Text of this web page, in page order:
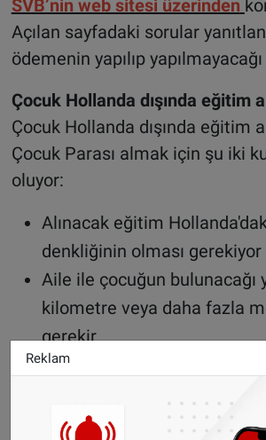
SVB’nin web sitesi üzerinden
Açılan sayfadaki sorular
ödemenin yapılıp
Çocuk Hollanda dışında eğitim
Çocuk Hollanda dışında eğitim
Çocuk Parası almak için şu iki
oluyor:
Alınacak eğitim
denkliğinin olması gerekiyor
Aile ile çocuğun bulunacağı
kilometre veya daha fazla
gerekir.
Hastalık veya engellilik
Hastalık veya engellilik
Reklam